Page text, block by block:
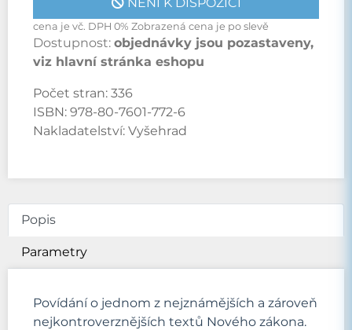
cena je vč. DPH 0% Zobrazená cena je po slevě
Dostupnost: objednávky jsou pozastaveny,
viz hlavní stránka eshopu
Počet stran: 336
ISBN: 978-80-7601-772-6
Nakladatelství: Vyšehrad
Popis
Parametry
Povídání o jednom z nejznámějších a zároveň
nejkontroverznějších textů Nového zákona.